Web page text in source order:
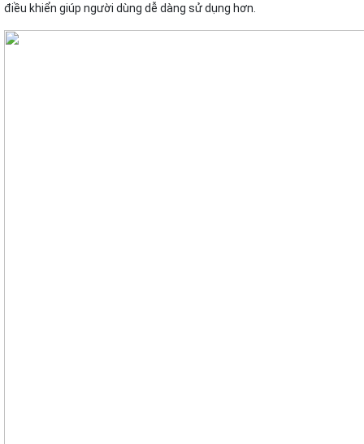
điều khiển giúp người dùng dễ dàng sử dụng hơn.